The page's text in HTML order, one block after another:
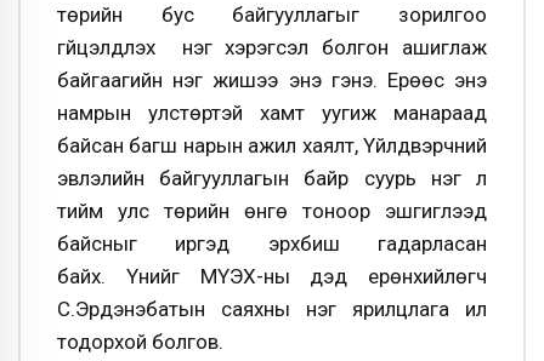
төрийн бус байгууллагыг зорилгоо
гүйцэлдүүлэх нэг хэрэгсэл болгон ашиглаж
байгаагийн нэг жишээ энэ гэнэ. Ерөөс энэ
намрын улстөртэй хамт уугиж манараад
байсан багш нарын ажил хаялт, Үйлдвэрчний
эвлэлийн байгууллагын байр суурь нэг л
тийм улс төрийн өнгө тоноор эшгиглээд
байсныг иргэд эрхбиш гадарласан
байх. Үүнийг МҮЭХ-ны дэд ерөнхийлөгч
С.Эрдэнэбатын саяхны нэг ярилцлага илүү
тодорхой болгов.